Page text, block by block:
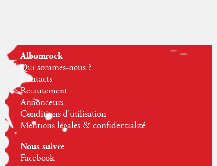
Albumrock
Qui sommes-nous ?
Contacts
Recrutement
Annonceurs
Conditions d'utilisation
Mentions légales & confidentialité
Nous suivre
Facebook